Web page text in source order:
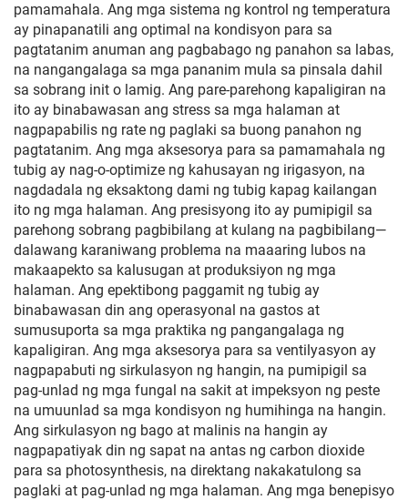
pamamahala. Ang mga sistema ng kontrol ng temperatura
ay pinapanatili ang optimal na kondisyon para sa
pagtatanim anuman ang pagbabago ng panahon sa labas,
na nangangalaga sa mga pananim mula sa pinsala dahil
sa sobrang init o lamig. Ang pare-parehong kapaligiran na
ito ay binabawasan ang stress sa mga halaman at
nagpapabilis ng rate ng paglaki sa buong panahon ng
pagtatanim. Ang mga aksesorya para sa pamamahala ng
tubig ay nag-o-optimize ng kahusayan ng irigasyon, na
nagdadala ng eksaktong dami ng tubig kapag kailangan
ito ng mga halaman. Ang presisyong ito ay pumipigil sa
parehong sobrang pagbibilang at kulang na pagbibilang—
dalawang karaniwang problema na maaaring lubos na
makaapekto sa kalusugan at produksiyon ng mga
halaman. Ang epektibong paggamit ng tubig ay
binabawasan din ang operasyonal na gastos at
sumusuporta sa mga praktika ng pangangalaga ng
kapaligiran. Ang mga aksesorya para sa ventilyasyon ay
nagpapabuti ng sirkulasyon ng hangin, na pumipigil sa
pag-unlad ng mga fungal na sakit at impeksyon ng peste
na umuunlad sa mga kondisyon ng humihinga na hangin.
Ang sirkulasyon ng bago at malinis na hangin ay
nagpapatiyak din ng sapat na antas ng carbon dioxide
para sa photosynthesis, na direktang nakakatulong sa
paglaki at pag-unlad ng mga halaman. Ang mga benepisyo